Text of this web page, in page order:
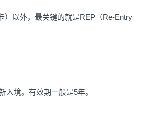
以外，最关键的就是REP（Re-Entry
境。有效期一般是5年。